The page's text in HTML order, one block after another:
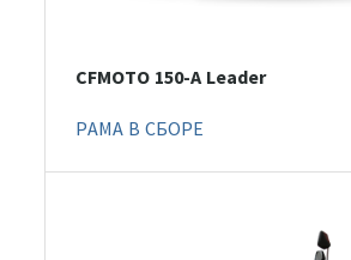
CFMOTO 150-A Leader
РАМА В СБОРЕ